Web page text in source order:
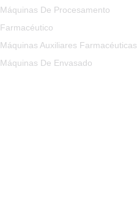
Máquinas De Procesamento
Farmacéutico
Máquinas Auxiliares Farmacéuticas
Máquinas De Envasado